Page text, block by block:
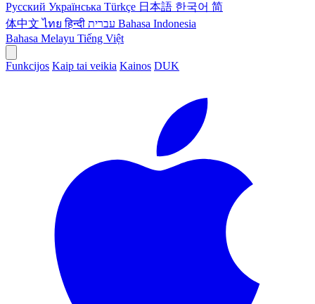
Русский Українська Türkçe 日本語 한국어 简
体中文ไทยहिन्दी
Bahasa Indonesia
Bahasa Melayu Tiếng Việt
Funkcijos Kaip tai veikia Kainos DUK